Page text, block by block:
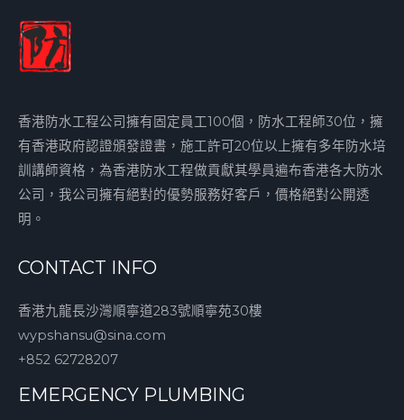
香港防水工程公司擁有固定員工100個，防水工程師30位，擁
有香港政府認證頒發證書，施工許可20位以上擁有多年防水培
訓講師資格，為香港防水工程做貢獻其學員遍布香港各大防水
公司，我公司擁有絕對的優勢服務好客戶，價格絕對公開透
明。
CONTACT INFO
香港九龍長沙灣順寧道283號順寧苑30樓
wypshansu@sina.com
+852 62728207
EMERGENCY PLUMBING